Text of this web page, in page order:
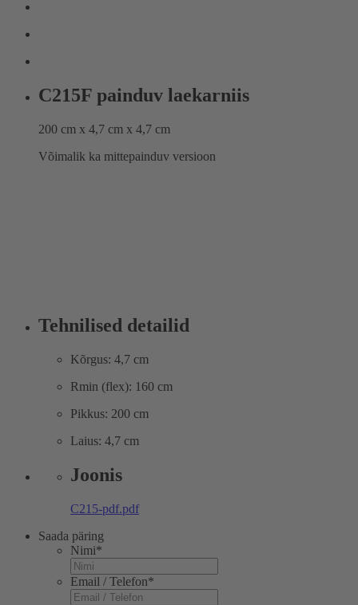
C215F painduv laekarniis
200 cm x 4,7 cm x 4,7 cm
Võimalik ka mittepainduv versioon
Tehnilised detailid
Kõrgus: 4,7 cm
Rmin (flex): 160 cm
Pikkus: 200 cm
Laius: 4,7 cm
Joonis
C215-pdf.pdf
Saada päring
Nimi*
Email / Telefon*